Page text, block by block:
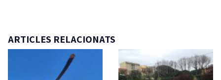
ARTICLES RELACIONATS